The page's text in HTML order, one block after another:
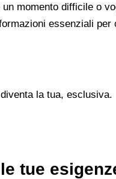
momento difficile o
essenziali
la tua, esclusiva.
tue